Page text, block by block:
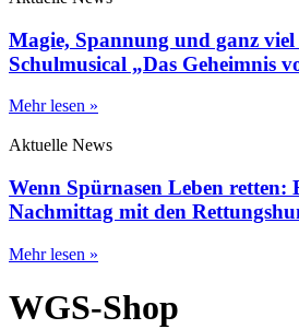
Magie, Spannung und ganz
Schulmusical „Das Geheimnis
Mehr lesen »
Aktuelle News
Wenn Spürnasen Leben retten:
Nachmittag mit den
Mehr lesen »
WGS-Shop